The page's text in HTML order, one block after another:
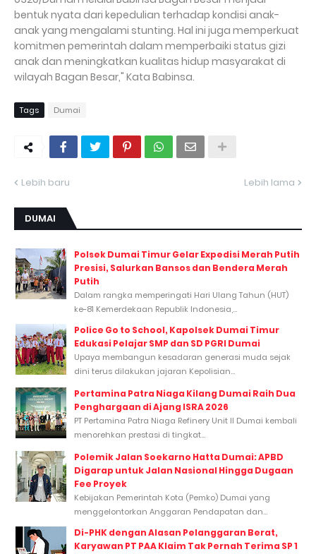
bentuk nyata dari kepedulian terhadap kondisi anak-
anak yang mengalami stunting. Hal ini juga memperkuat
komitmen pemerintah dalam memperbaiki status gizi
anak dan meningkatkan kualitas hidup masyarakat di
wilayah Bagan Besar," Kata Babinsa.
Tags Dumai
Lebih baru Lebih lama
DUMAI
Polsek Dumai Timur Gelar Expedisi Merah Putih
Presisi, Salurkan Bansos dan Bendera Merah
Putih
Dalam rangka memperingati Hari Ulang Tahun (HUT)
ke-81 Kemerdekaan Republik Indonesia,...
Police Go to School, Kapolsek Dumai Timur
Edukasi Pelajar SMP dan SD PGRI Dumai
Upaya membangun kesadaran generasi muda sejak
dini terus dilakukan jajaran Kepolisian...
Pertamina Patra Niaga Kilang Dumai Raih Dua
Penghargaan di Ajang ISRA 2026
PT Pertamina Patra Niaga Refinery Unit II Dumai kembali
menorehkan prestasi di tingkat...
Polemik Jalan Soekarno Hatta Dumai: APBD
Digarap untuk Jalan Nasional Hingga Dugaan
Fee Proyek
Kebijakan Pemerintah Kota (Pemko) Dumai yang
menggelontorkan Anggaran Pendapatan dan...
Di-PHK dengan Alasan Pelanggaran Berat,
Karyawan PT PAA Klaim Tak Pernah Terima SP 1